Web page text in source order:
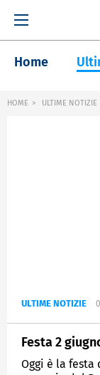
Home
HOME ULTIME NOTIZIE
ULTIME NOTIZIE
Festa 2
Oggi è la